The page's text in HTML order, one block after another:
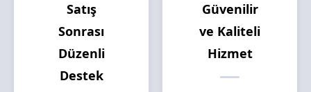
Satış
Sonrası
Düzenli
Destek
Güvenilir
ve Kaliteli
Hizmet